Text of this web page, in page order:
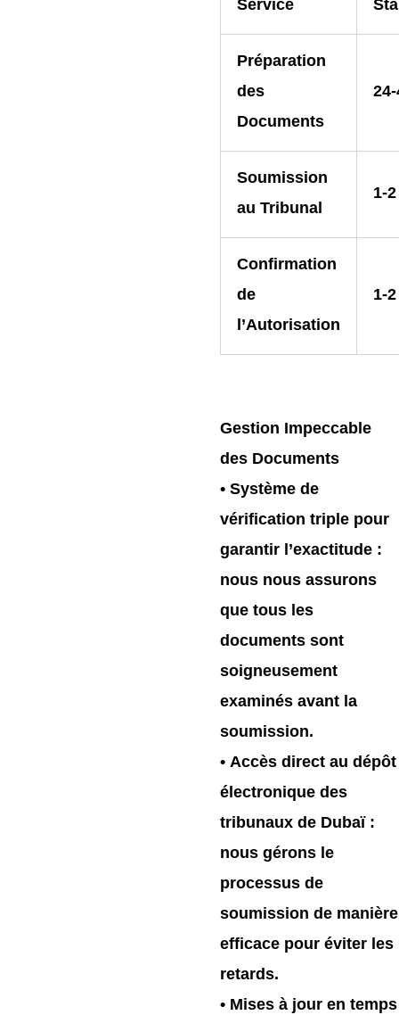
Service
Préparation
des
Documents
Soumission
au Tribunal
1-
Confirmation
de
l’Autorisation
1-
Gestion Impeccable
des Documents
• Système de
vérification triplepour
garantir l’exactitude :
nous nous assurons
que tous les
documents sont
soigneusement
examinés avant la
soumission.
• Accès direct au dépôt
électronique des
tribunaux de Dubaï:
nous gérons le
processus de
soumission de manière
efficace pour éviter les
retards.
• Mises à jour en temps